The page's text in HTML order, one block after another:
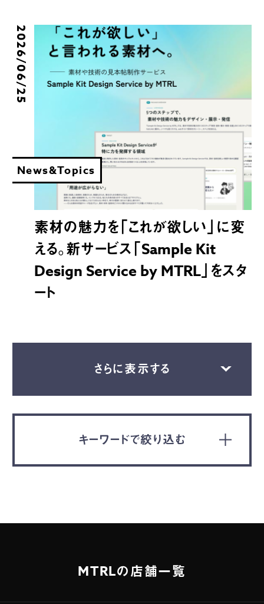
News&Topics
2026/06/25
素材の魅力を「これが欲しい」に変
える。新サービス「Sample Kit
Design Service by MTRL」をスタ
ート
さらに表示する
キーワードで絞り込む
MTRLの店舗一覧